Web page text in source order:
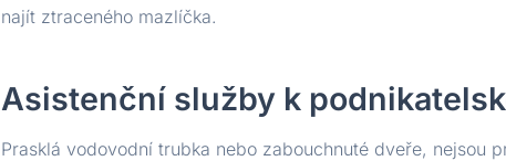
najít ztraceného mazlíčka.
Asistenční služby k
Prasklá vodovodní trubka nebo zabouchnuté dveře, nejsou